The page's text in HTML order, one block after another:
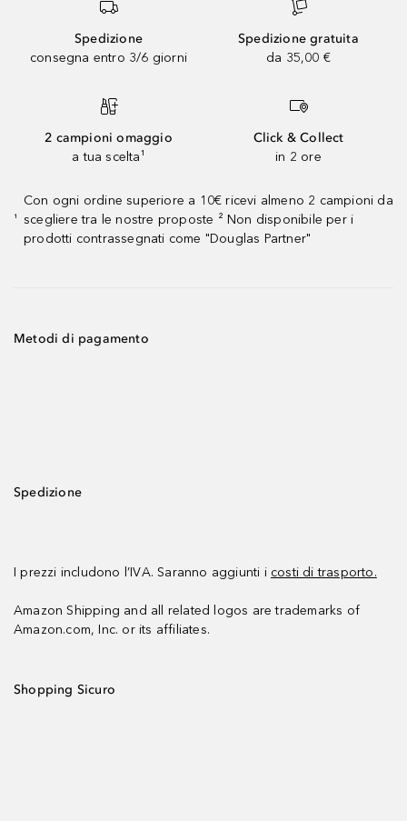
Spedizione
consegna entro 3/6 giorni
Spedizione gratuita
da 35,00 €
2 campioni omaggio
a tua scelta¹
Click & Collect
in 2 ore
¹
Con ogni ordine superiore a 10€ ricevi almeno 2 campioni da
scegliere tra le nostre proposte ² Non disponibile per i
prodotti contrassegnati come "Douglas Partner"
Metodi di pagamento
Spedizione
I prezzi includono l’IVA. Saranno aggiunti i costi di trasporto.
Amazon Shipping and all related logos are trademarks of
Amazon.com, Inc. or its affiliates.
Shopping Sicuro